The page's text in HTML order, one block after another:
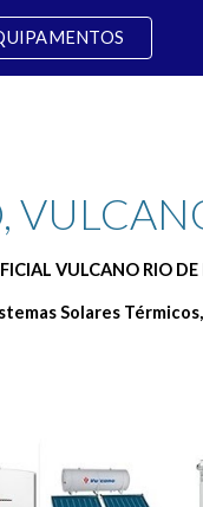
Skip to navigation
VULCANO RIO
Solares